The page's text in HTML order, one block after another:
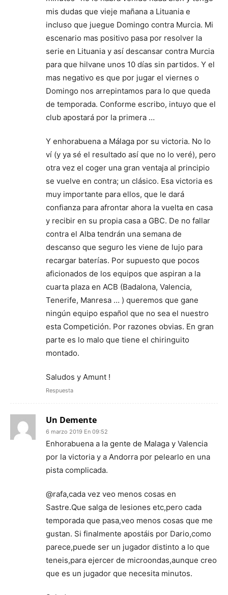
mis dudas que vieje mañana a Lituania e
incluso que juegue Domingo contra Murcia. Mi
escenario mas positivo pasa por resolver la
serie en Lituania y así descansar contra Murcia
para que hilvane unos 10 días sin partidos. Y el
mas negativo es que por jugar el viernes o
Domingo nos arrepintamos para lo que queda
de temporada. Conforme escribo, intuyo que el
club apostará por la primera …
Y enhorabuena a Málaga por su victoria. No lo
ví (y ya sé el resultado así que no lo veré), pero
otra vez el coger una gran ventaja al principio
se vuelve en contra; un clásico. Esa victoria es
muy importante para ellos, que le dará
confianza para afrontar ahora la vuelta en casa
y recibir en su propia casa a GBC. De no fallar
contra el Alba tendrán una semana de
descanso que seguro les viene de lujo para
recargar baterías. Por supuesto que pocos
aficionados de los equipos que aspiran a la
cuarta plaza en ACB (Badalona, Valencia,
Tenerife, Manresa … ) queremos que gane
ningún equipo español que no sea el nuestro
esta Competición. Por razones obvias. En gran
parte es lo malo que tiene el chiringuito
montado.
Saludos y Amunt !
Respuesta
Un Demente
6 marzo 2019 En 09:52
Enhorabuena a la gente de Malaga y Valencia
por la victoria y a Andorra por pelearlo en una
pista complicada.
@rafa,cada vez veo menos cosas en
Sastre.Que salga de lesiones etc,pero cada
temporada que pasa,veo menos cosas que me
gustan. Si finalmente apostáis por Dario,como
parece,puede ser un jugador distinto a lo que
teneis,para ejercer de microondas,aunque creo
que es un jugador que necesita minutos.